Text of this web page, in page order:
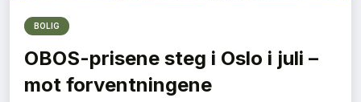
BOLIG
OBOS-prisene steg i Oslo i juli –
mot forventningene